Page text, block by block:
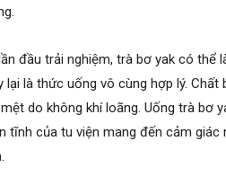
đầu trải nghiệm, trà bơ yak có
lại là thức uống vô cùng hợp lý.
do không khí loãng. Uống trà bơ
tĩnh của tu viện mang đến cảm